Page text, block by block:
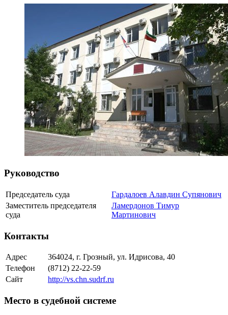
Руководство
Председатель суда
Гардалоев Алавдин Супянович
Заместитель председателя
суда
Ламердонов Тимур
Мартинович
Контакты
Адрес
364024, г. Грозный, ул. Идрисова, 40
Телефон
(8712) 22-22-59
Сайт
http://vs.chn.sudrf.ru
Место в судебной системе